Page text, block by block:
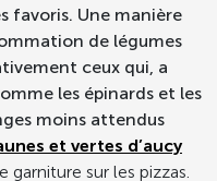
favoris. Une manière
de légumes
ceux qui, a
les épinards et les
moins attendus
et vertes d’aucy
garniture sur les pizzas.